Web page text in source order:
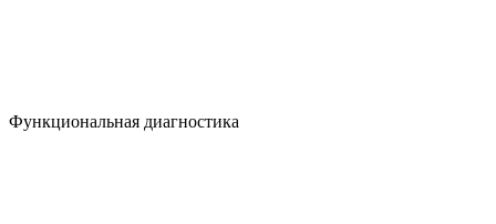
Функциональная диагностика